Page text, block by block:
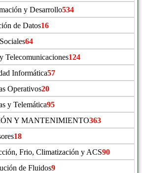
y Desarrollo534
de Datos16
64
Telecomunicaciones124
Informática57
Operativos20
y Telemática95
Y MANTENIMIENTO363
18
Frio, Climatización y ACS90
de Fluidos9